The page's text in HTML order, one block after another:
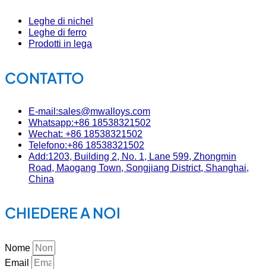
Leghe di nichel
Leghe di ferro
Prodotti in lega
CONTATTO
E-mail:sales@mwalloys.com
Whatsapp:+86 18538321502
Wechat: +86 18538321502
Telefono:+86 18538321502
Add:1203, Building 2, No. 1, Lane 599, Zhongmin
Road, Maogang Town, Songjiang District, Shanghai,
China
CHIEDERE A NOI
Nome
Email